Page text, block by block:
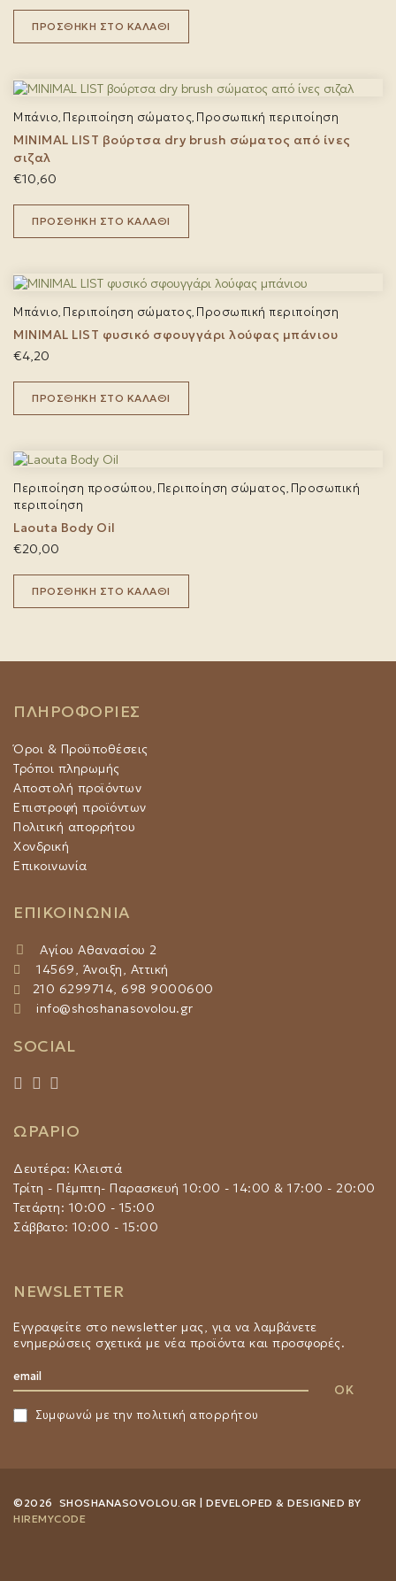
ΠΡΟΣΘΉΚΗ ΣΤΟ ΚΑΛΆΘΙ
Μπάνιο, Περιποίηση σώματος, Προσωπική περιποίηση
MINIMAL LIST βούρτσα dry brush σώματος από ίνες
σιζαλ
€10,60
ΠΡΟΣΘΉΚΗ ΣΤΟ ΚΑΛΆΘΙ
Μπάνιο Περιποίηση σώματος Προσωπική περιποίηση
MINIMAL LIST φυσικό σφουγγάρι λούφας μπάνιου
€4,20
ΠΡΟΣΘΉΚΗ ΣΤΟ ΚΑΛΆΘΙ
Περιποίηση προσώπου, Περιποίηση σώματος, Προσωπική
περιποίηση
Laouta Body Oil
€20,00
ΠΡΟΣΘΉΚΗ ΣΤΟ ΚΑΛΆΘΙ
ΠΛΗΡΟΦΟΡΙΕΣ
Όροι & Προϋποθέσεις
Τρόποι πληρωμής
Αποστολή προϊόντων
Επιστροφή προϊόντων
Πολιτική απορρήτου
Χονδρική
Επικοινωνία
ΕΠΙΚΟΙΝΩΝΙΑ
Αγίου Αθανασίου 2
14569, Άνοιξη, Αττική
210 6299714, 698 9000600
info@shoshanasovolou.gr
SOCIAL
ΩΡΑΡΙΟ
Δευτέρα: Κλειστά
Τρίτη - Πέμπτη- Παρασκευή 10:00 - 14:00 & 17:00 - 20:00
Τετάρτη: 10:00 - 15:00
Σάββατο: 10:00 - 15:00
NEWSLETTER
Εγγραφείτε στο newsletter μας, για να λαμβάνετε
ενημερώσεις σχετικά με νέα προϊόντα και προσφορές.
Συμφωνώ με την πολιτική απορρήτου
©2026 SHOSHANASOVOLOU.GR | DEVELOPED & DESIGNED BY
HIREMYCODE